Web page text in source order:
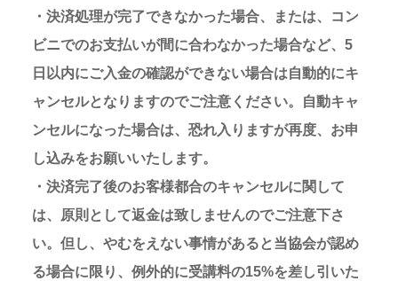
・決済処理が完了できなかった場合、または、コン
ビニでのお支払いが間に合わなかった場合など、5
日以内にご入金の確認ができない場合は自動的にキ
ャンセルとなりますのでご注意ください。自動キャ
ンセルになった場合は、恐れ入りますが再度、お申
し込みをお願いいたします。
・決済完了後のお客様都合のキャンセルに関して
は、原則として返金は致しませんのでご注意下さ
い。但し、やむをえない事情があると当協会が認め
る場合に限り、例外的に受講料の15%を差し引いた